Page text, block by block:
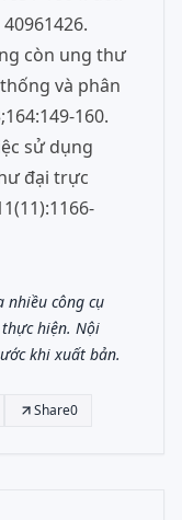
còn ung thư
và phân
160.
sử dụng
đại trực
nhiều công cụ
hiện. Nội
khi xuất bản.
Share0